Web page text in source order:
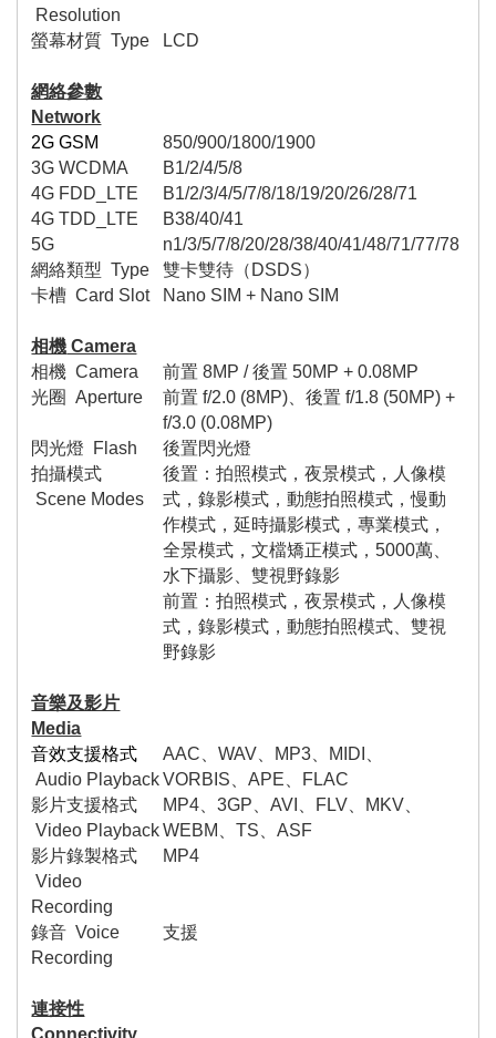
Resolution
螢幕材質 Type LCD
網絡參數
Network
2G GSM
850/900/1800/1900
3G WCDMA
B1/2/4/5/8
4G FDD_LTE
B1/2/3/4/5/7/8/18/19/20/26/28/71
4G TDD_LTE
B38/40/41
5G
n1/3/5/7/8/20/28/38/40/41/48/71/77/78
網絡類型 Type 雙卡雙待（ DSDS）
卡槽 Card Slot Nano SIM + Nano SIM
相機 Camera
相機 Camera 前置 8MP /後置 50MP + 0.08MP
光圈 Aperture 前置 f/2.0 (8MP) 、後置 f/1.8 (50MP) +
f/3.0 (0.08MP)
閃光燈 Flash
後置閃光燈
拍攝模式
Scene Modes
後置：拍照模式，夜景模式，人像模
式，錄影模式，動態拍照模式，慢動
作模式，延時攝影模式，專業模式，
全景模式，文檔矯正模式，5000萬、
水下攝影、雙視野錄影
前置：拍照模式，夜景模式，人像模
式，錄影模式，動態拍照模式、雙視
野錄影
音樂及影片
Media
音效支援格式
Audio Playback
AAC 、WAV MP3 MIDI
VORBIS 、APE
FLAC
影片支援格式
Video Playback
MP4 、3GP 、AVI FLV MKV
WEBM
、TS 、ASF
影片錄製格式
Video
Recording
MP4
錄音 Voice
Recording
支援
連接性
Connectivity